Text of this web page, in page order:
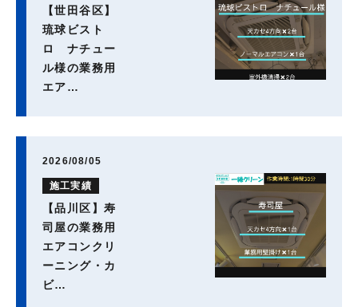
【世田谷区】
琉球ビスト
ロ ナチュー
ル様の業務用
エア…
2026/08/05
施工実績
【品川区】寿
司屋の業務用
エアコンクリ
ーニング・カ
ビ…